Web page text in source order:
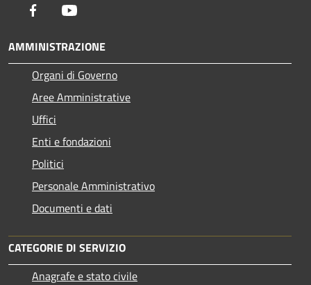
Facebook
AMMINISTRAZIONE
Organi di Governo
Aree Amministrative
Uffici
Enti e fondazioni
Politici
Personale Amministrativo
Documenti e dati
CATEGORIE DI SERVIZIO
Anagrafe e stato civile